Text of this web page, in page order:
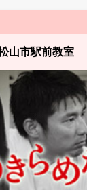
山市駅前教室